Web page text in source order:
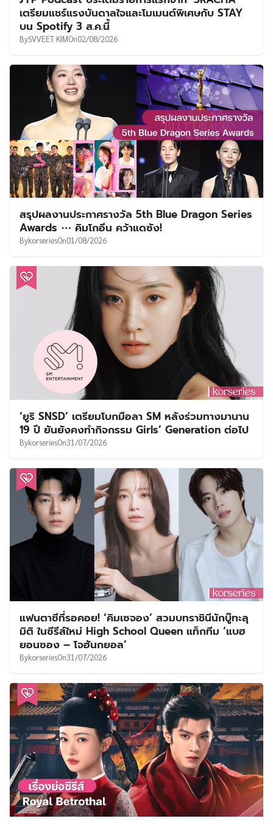
เตรียมแชร์แรงบันดาลใจและโมเมนต์พิเศษกับ STAY
บน Spotify 3 ส.ค.นี้
BySVVEET KIMOn02/08/2026
สรุปผลงานประกาศรางวัล 5th Blue Dragon Series
Awards ⋯ คิมโกอึน คว้าแดซัง!
BykorseriesOn01/08/2026
‘ยูริ SNSD’ เตรียมโบกมือลา SM หลังร่วมทางมานาน
19 ปี ยันยังคงทำกิจกรรม Girls’ Generation ต่อไป
BykorseriesOn31/07/2026
แฟนตาซีที่รอคอย! ‘คิมเซจอง’ สวมบทราชินีนักบู๊ทะลุ
มิติ ในซีรีส์ใหม่ High School Queen แท็กทีม ‘แบฮ
ยอนซอง – โจฮันกยอล’
BykorseriesOn31/07/2026